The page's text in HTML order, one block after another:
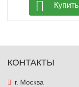
Купить
КОНТАКТЫ
г. Москва